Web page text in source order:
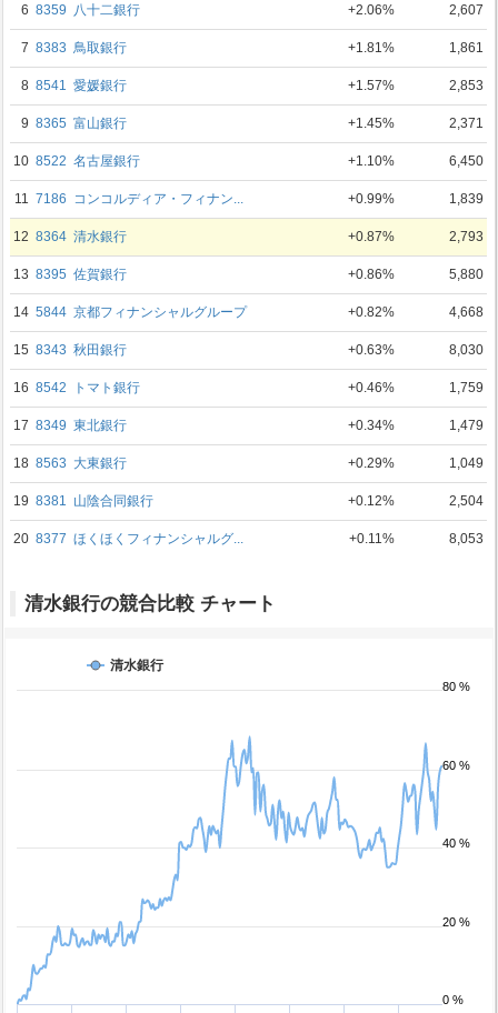
6 8359 八十二銀行 +2.06% 2,607
7 8383 鳥取銀行 +1.81% 1,861
8 8541 愛媛銀行 +1.57% 2,853
9 8365 富山銀行 +1.45% 2,371
10 8522 名古屋銀行 +1.10% 6,450
11 7186 コンコルディア・フィナン... +0.99% 1,839
12 8364 清水銀行 +0.87% 2,793
13 8395 佐賀銀行 +0.86% 5,880
14 5844 京都フィナンシャルグループ +0.82% 4,668
15 8343 秋田銀行 +0.63% 8,030
16 8542 トマト銀行 +0.46% 1,759
17 8349 東北銀行 +0.34% 1,479
18 8563 大東銀行 +0.29% 1,049
19 8381 山陰合同銀行 +0.12% 2,504
20 8377 ほくほくフィナンシャルグ... +0.11% 8,053
清水銀行の競合比較 チャート
清水銀行
0 %
20 %
40 %
60 %
80 %